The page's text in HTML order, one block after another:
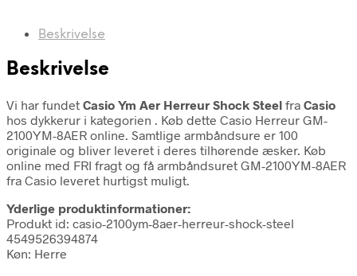
Beskrivelse
Beskrivelse
Vi har fundet Casio Ym Aer Herreur Shock Steel fra Casio
hos dykkerur i kategorien . Køb dette Casio Herreur GM-
2100YM-8AER online. Samtlige armbåndsure er 100
originale og bliver leveret i deres tilhørende æsker. Køb
online med FRI fragt og få armbåndsuret GM-2100YM-8AER
fra Casio leveret hurtigst muligt.
Yderlige produktinformationer:
Produkt id: casio-2100ym-8aer-herreur-shock-steel
4549526394874
Køn: Herre